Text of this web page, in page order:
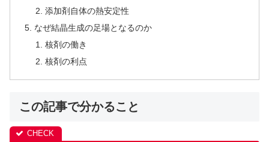
添加剤自体の熱安定性
なぜ結晶生成の足場となるのか
核剤の働き
核剤の利点
この記事で分かること